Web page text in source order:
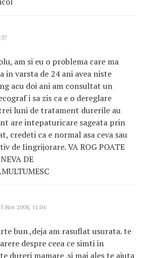
am si eu o problema care ma
in varsta de 24 ani avea niste
acu doi ani am consultat un
i sa zis ca e o dereglare
luni de tratament durerile au
are intepaturicare sageata prin
credeti ca e normal asa ceva sau
de Iingrijorare. VA ROG POATE
DE
Nov 2008, 11:04
bun ,deja am rasuflat usurata. te
despre ceea ce simti in
dureri mamare .si mai ales te ajuta